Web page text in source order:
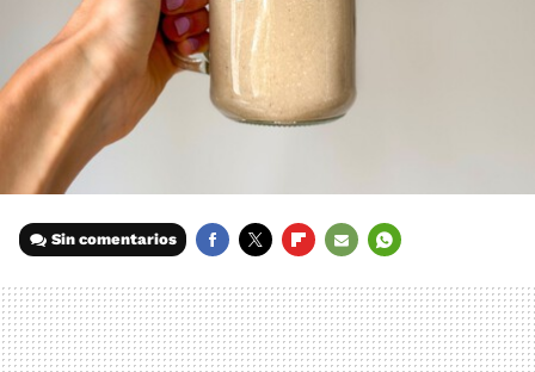
Sin comentarios
MAIL